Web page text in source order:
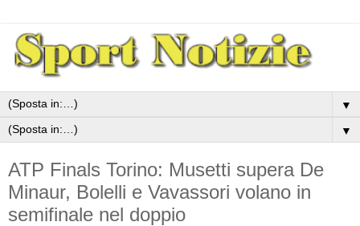
▼
▼
ATP Finals Torino: Musetti supera De
Minaur, Bolelli e Vavassori volano in
semifinale nel doppio